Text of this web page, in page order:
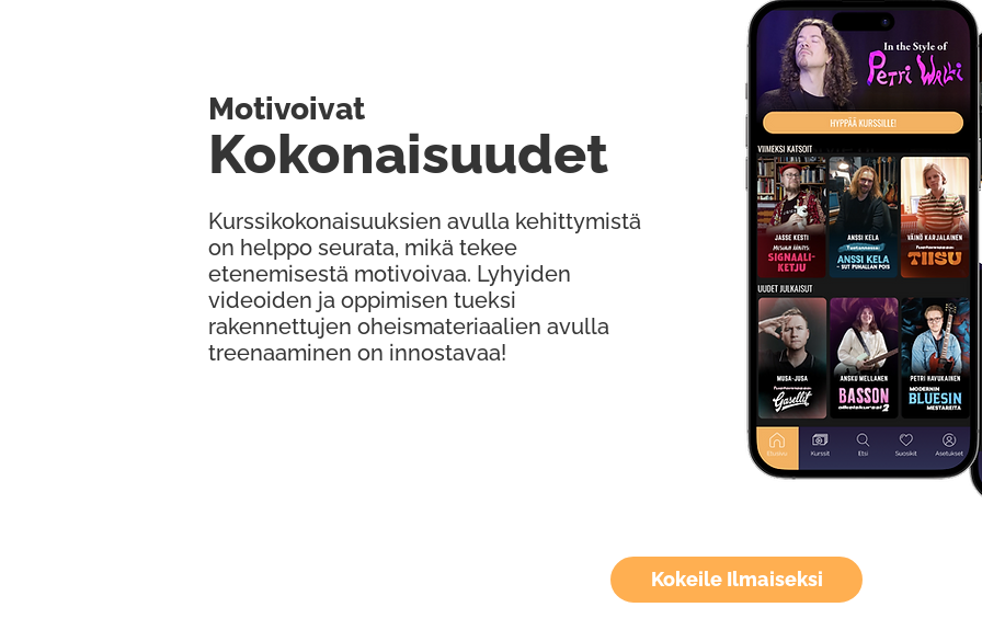
Kokeile Ilmaiseksi
Kurssikokonaisuuksien avulla kehittymistä
on helppo seurata, mikä tekee
etenemisestä motivoivaa. Lyhyiden
videoiden ja oppimisen tueksi
rakennettujen oheismateriaalien avulla
treenaaminen on innostavaa!
Kokonaisuudet
Motivoivat